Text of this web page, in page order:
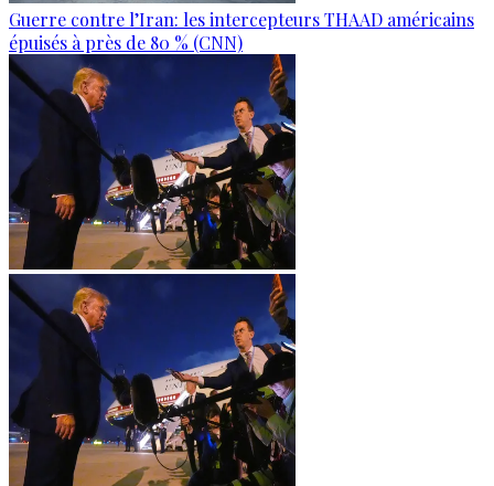
Guerre contre l’Iran: les intercepteurs THAAD américains
épuisés à près de 80 % (CNN)